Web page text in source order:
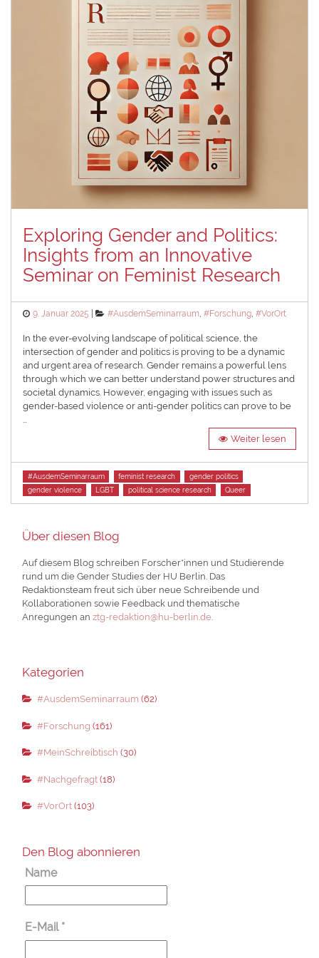
Exploring Gender and Politics:
Insights from an Innovative
Seminar on Feminist Research
Posted
9. Januar 2025 Categories
#AusdemSeminarraum ,#Forschung ,#VorOrt
In the ever-evolving landscape of political science, the
intersection of gender and politics is proving to be a dynamic
and urgent area of research. Gender remains a powerful lens
through which we can better understand power structures and
societal dynamics. However, engaging with issues such as
gender-based violence or anti-gender politics can prove to be
Weiter lesen
Tags
#AusdemSeminarraum feminist research
gender politics
gender violence
LGBT political science research Queer
Über diesen Blog
Auf diesem Blog schreiben Forscher*innen und Studierende
rund um die Gender Studies der HU Berlin. Das
Redaktionsteam freut sich über neue Schreibende und
Kollaborationen sowie Feedback und thematische
Anregungen anztg-redaktion@hu-berlin.de.
Kategorien
#AusdemSeminarraum (62)
#Forschung (161)
#MeinSchreibtisch (30)
#Nachgefragt(18)
#VorOrt(103)
Den Blog abonnieren
Name
E-Mail *